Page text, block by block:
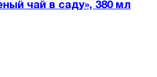
чай в саду», 380 мл